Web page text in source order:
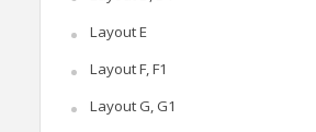
Layout E
Layout F, F1
Layout G, G1